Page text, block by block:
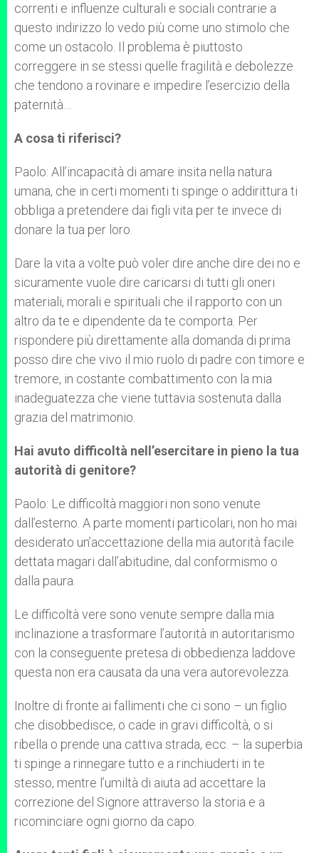
correnti e influenze culturali e sociali contrarie a
questo indirizzo lo vedo più come uno stimolo che
come un ostacolo. Il problema è piuttosto
correggere in se stessi quelle fragilità e debolezze
che tendono a rovinare e impedire l’esercizio della
paternità…
A cosa ti riferisci?
Paolo: All’incapacità di amare insita nella natura
umana, che in certi momenti ti spinge o addirittura ti
obbliga a pretendere dai figli vita per te invece di
donare la tua per loro.
Dare la vita a volte può voler dire anche dire dei no e
sicuramente vuole dire caricarsi di tutti gli oneri
materiali, morali e spirituali che il rapporto con un
altro da te e dipendente da te comporta. Per
rispondere più direttamente alla domanda di prima
posso dire che vivo il mio ruolo di padre con timore e
tremore, in costante combattimento con la mia
inadeguatezza che viene tuttavia sostenuta dalla
grazia del matrimonio.
Hai avuto difficoltà nell’esercitare in pieno la tua
autorità di genitore?
Paolo: Le difficoltà maggiori non sono venute
dall’esterno. A parte momenti particolari, non ho mai
desiderato un’accettazione della mia autorità facile
dettata magari dall’abitudine, dal conformismo o
dalla paura.
Le difficoltà vere sono venute sempre dalla mia
inclinazione a trasformare l’autorità in autoritarismo
con la conseguente pretesa di obbedienza laddove
questa non era causata da una vera autorevolezza.
Inoltre di fronte ai fallimenti che ci sono – un figlio
che disobbedisce, o cade in gravi difficoltà, o si
ribella o prende una cattiva strada, ecc. – la superbia
ti spinge a rinnegare tutto e a rinchiuderti in te
stesso, mentre l’umiltà di aiuta ad accettare la
correzione del Signore attraverso la storia e a
ricominciare ogni giorno da capo.